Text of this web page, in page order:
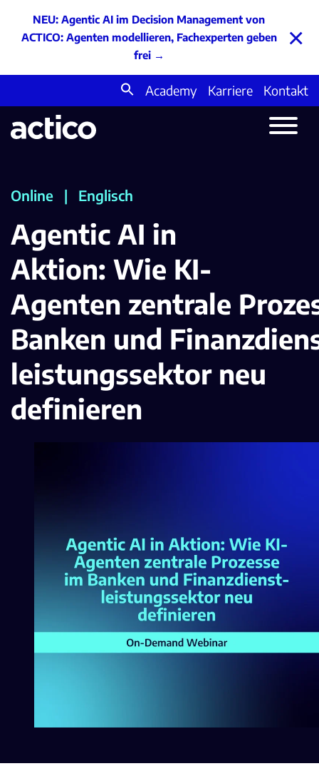
NEU: Agentic AI im Decision Management von
ACTICO: Agenten modellieren, Fachexperten geben
frei→
×
Search
for:
Academy Karriere Kontakt
Online | Englisch
Agentic AI in
Aktion: Wie KI-
Agenten zentrale
Banken und
leistungssektor neu
definieren